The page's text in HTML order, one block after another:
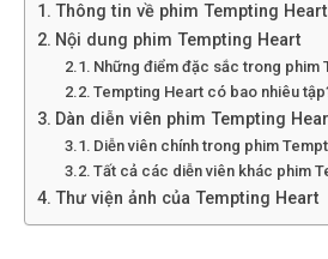
Thông tin về phim Tempting Heart
Nội dung phim Tempting Heart
Những điểm đặc sắc trong phim
Tempting Heart có bao nhiêu
Dàn diễn viên phim Tempting
Diễn viên chính trong phim
Tất cả các diễn viên khác phim
Thư viện ảnh của Tempting Heart